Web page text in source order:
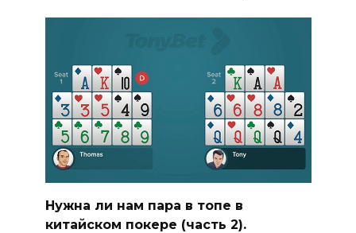
Нужна ли нам пара в топе в
китайском покере (часть 2).